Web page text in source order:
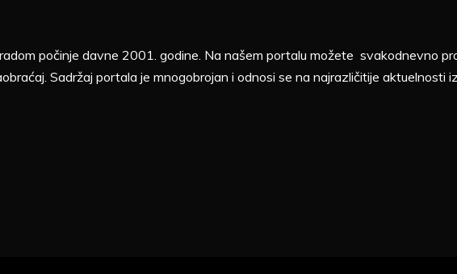
počinje davne 2001. godine. Na našem portalu možete svakodnevno
Sadržaj portala je mnogobrojan i odnosi se na najrazličitije aktuelnosti